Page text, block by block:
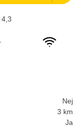
4,3
Nej
3 km
Ja